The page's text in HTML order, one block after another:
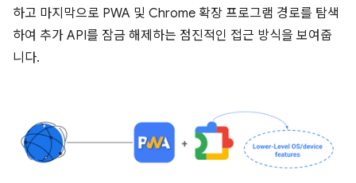
하고 마지막으로 PWA 및 Chrome 확장 프로그램 경로를 탐색
하여 추가 API를 잠금 해제하는 점진적인 접근 방식을 보여줍
니다.